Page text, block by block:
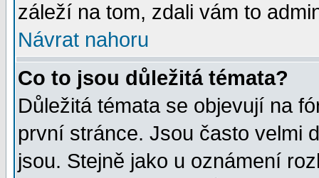
záleží na tom, zdali vám to
Návrat nahoru
Co to jsou důležitá témata?
Důležitá témata se objevují na
první stránce. Jsou často velmi
jsou. Stejně jako u oznámení